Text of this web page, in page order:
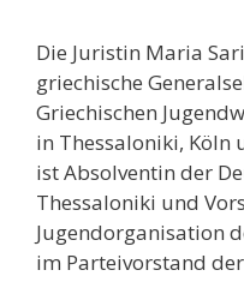
Die Juristin Maria
griechische
Griechischen
in Thessaloniki, Köln
ist Absolventin der
Thessaloniki und
Jugendorganisation
im Parteivorstand